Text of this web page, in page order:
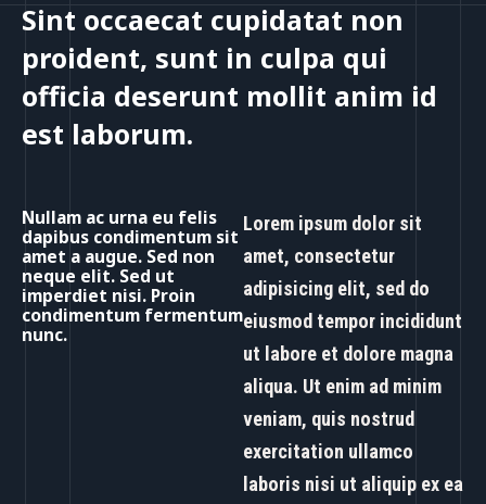
Sint occaecat cupidatat non
proident, sunt in culpa qui
officia deserunt mollit anim id
est laborum.
Nullam ac urna eu felis
dapibus condimentum sit
amet a augue. Sed non
neque elit. Sed ut
imperdiet nisi. Proin
condimentum fermentum
nunc.
Lorem ipsum dolor sit
amet, consectetur
adipisicing elit, sed do
eiusmod tempor incididunt
ut labore et dolore magna
aliqua. Ut enim ad minim
veniam, quis nostrud
exercitation ullamco
laboris nisi ut aliquip ex ea